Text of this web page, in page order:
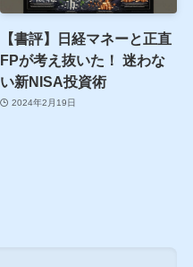
【書評】日経マネーと正直
FPが考え抜いた！ 迷わな
い新NISA投資術
2024年2月19日